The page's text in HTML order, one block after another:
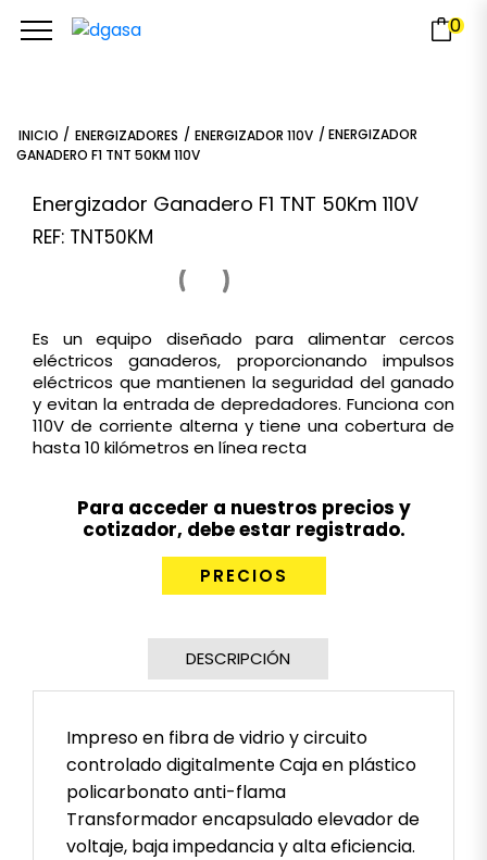
0
INICIO / ENERGIZADORES / ENERGIZADOR 110V / ENERGIZADOR
GANADERO F1 TNT 50KM 110V
Energizador Ganadero F1 TNT 50Km 110V
REF: TNT50KM
Es un equipo diseñado para alimentar cercos
eléctricos ganaderos, proporcionando impulsos
eléctricos que mantienen la seguridad del ganado
y evitan la entrada de depredadores. Funciona con
110V de corriente alterna y tiene una cobertura de
hasta 10 kilómetros en línea recta
Para acceder a nuestros precios y
cotizador, debe estar registrado.
PRECIOS
DESCRIPCIÓN
Impreso en fibra de vidrio y circuito
controlado digitalmente Caja en plástico
policarbonato anti-flama
Transformador encapsulado elevador de
voltaje, baja impedancia y alta eficiencia.